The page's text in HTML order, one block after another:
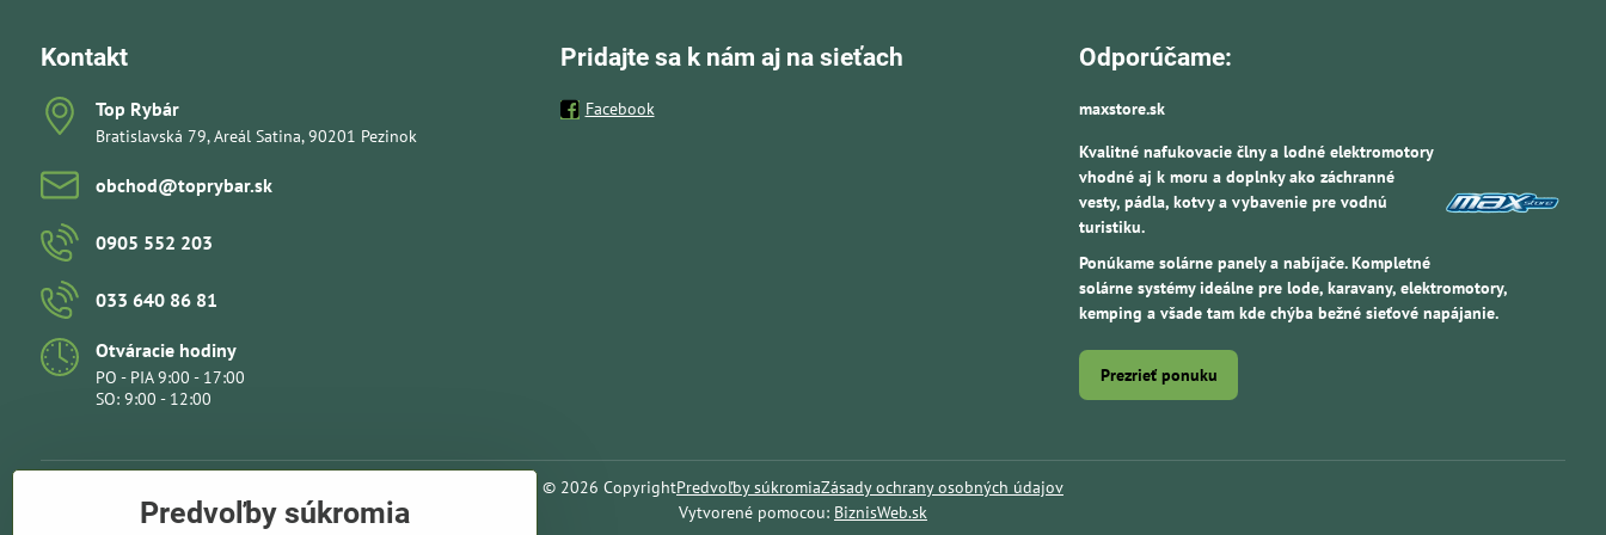
Kontakt
Top Rybár
Bratislavská 79, Areál Satina, 90201 Pezinok
obchod​@toprybar​.sk
0905 552 203
033 640 86 81
Otváracie hodiny
PO - PIA 9:00 - 17:00
SO: 9:00 - 12:00
Pridajte sa k nám aj na sieťach
Facebook
Odporúčame:
maxstore.sk
Kvalitné nafukovacie člny a lodné elektromotory
vhodné aj k moru a doplnky ako záchranné
vesty, pádla, kotvy a vybavenie pre vodnú
turistiku.
Ponúkame solárne panely a nabíjače. Kompletné
solárne systémy ideálne pre lode, karavany, elektromotory,
kemping a všade tam kde chýba bežné sieťové napájanie.
Prezrieť ponuku
© 2026 CopyrightPredvoľby súkromiaZásady ochrany osobných údajov
Vytvorené pomocou: BiznisWeb.sk
Predvoľby súkromia